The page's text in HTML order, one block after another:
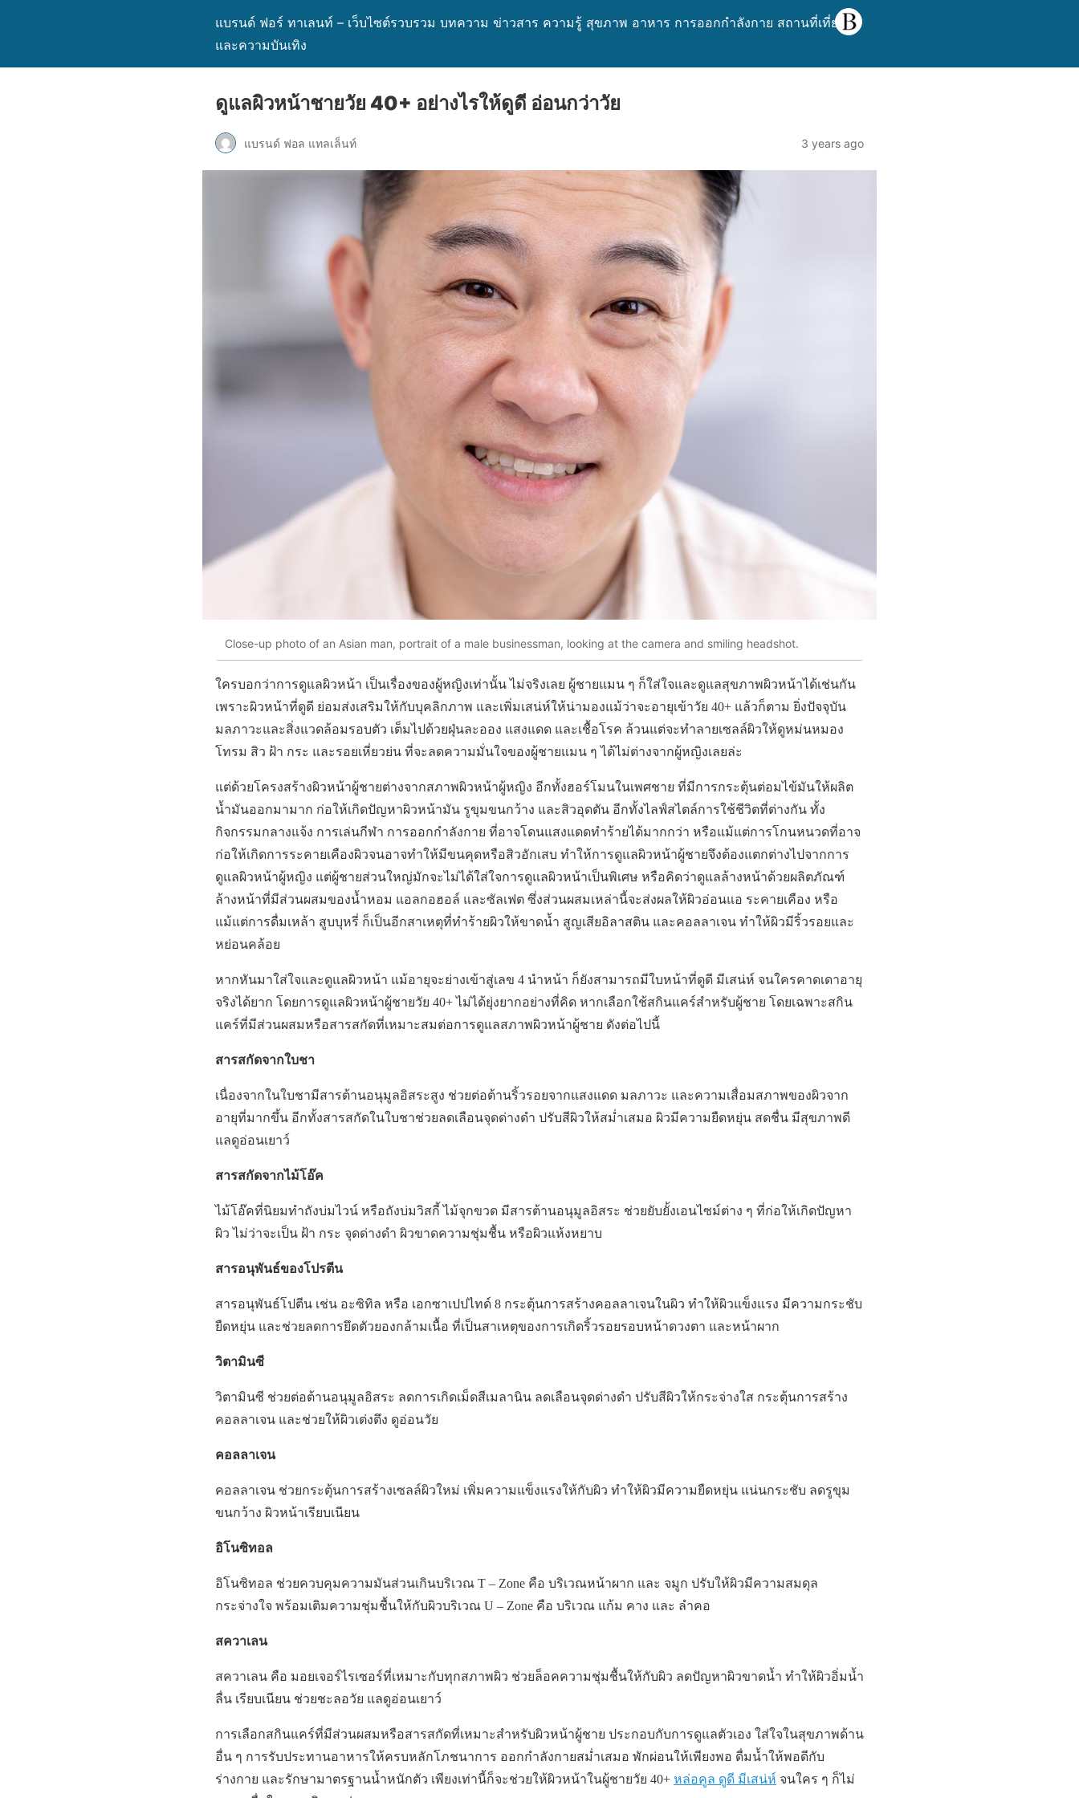
แบรนด์ ฟอร์ ทาเลนท์ – เว็บไซต์รวบรวม บทความ ข่าวสาร ความรู้ สุขภาพ อาหาร การออกกำลังกาย สถานที่เที่ยว
และความบันเทิง
ดูแลผิวหน้าชายวัย 40+ อย่างไรให้ดูดี อ่อนกว่าวัย
แบรนด์ ฟอล แทลเล็นท์ 3 years ago
Close-up photo of an Asian man, portrait of a male businessman, looking at the camera and smiling headshot.
ใครบอกว่าการดูแลผิวหน้า เป็นเรื่องของผู้หญิงเท่านั้น ไม่จริงเลย ผู้ชายแมน ๆ ก็ใส่ใจและดูแลสุขภาพผิวหน้าได้เช่นกัน
เพราะผิวหน้าที่ดูดี ย่อมส่งเสริมให้กับบุคลิกภาพ และเพิ่มเสน่ห์ให้น่ามองแม้ว่าจะอายุเข้าวัย 40+ แล้วก็ตาม ยิ่งปัจจุบัน
มลภาวะและสิ่งแวดล้อมรอบตัว เต็มไปด้วยฝุ่นละออง แสงแดด และเชื้อโรค ล้วนแต่จะทำลายเซลล์ผิวให้ดูหม่นหมอง
โทรม สิว ฝ้า กระ และรอยเหี่ยวย่น ที่จะลดความมั่นใจของผู้ชายแมน ๆ ได้ไม่ต่างจากผู้หญิงเลยล่ะ
แต่ด้วยโครงสร้างผิวหน้าผู้ชายต่างจากสภาพผิวหน้าผู้หญิง อีกทั้งฮอร์โมนในเพศชาย ที่มีการกระตุ้นต่อมไข้มันให้ผลิต
น้ำมันออกมามาก ก่อให้เกิดปัญหาผิวหน้ามัน รูขุมขนกว้าง และสิวอุดตัน อีกทั้งไลฟ์สไตล์การใช้ชีวิตที่ต่างกัน ทั้ง
กิจกรรมกลางแจ้ง การเล่นกีฬา การออกกำลังกาย ที่อาจโดนแสงแดดทำร้ายได้มากกว่า หรือแม้แต่การโกนหนวดที่อาจ
ก่อให้เกิดการระคายเคืองผิวจนอาจทำให้มีขนคุดหรือสิวอักเสบ ทำให้การดูแลผิวหน้าผู้ชายจึงต้องแตกต่างไปจากการ
ดูแลผิวหน้าผู้หญิง แต่ผู้ชายส่วนใหญ่มักจะไม่ได้ใส่ใจการดูแลผิวหน้าเป็นพิเศษ หรือคิดว่าดูแลล้างหน้าด้วยผลิตภัณฑ์
ล้างหน้าที่มีส่วนผสมของน้ำหอม แอลกอฮอล์ และซัลเฟต ซึ่งส่วนผสมเหล่านี้จะส่งผลให้ผิวอ่อนแอ ระคายเคือง หรือ
แม้แต่การดื่มเหล้า สูบบุหรี่ ก็เป็นอีกสาเหตุที่ทำร้ายผิวให้ขาดน้ำ สูญเสียอิลาสติน และคอลลาเจน ทำให้ผิวมีริ้วรอยและ
หย่อนคล้อย
หากหันมาใส่ใจและดูแลผิวหน้า แม้อายุจะย่างเข้าสู่เลข 4 นำหน้า ก็ยังสามารถมีใบหน้าที่ดูดี มีเสน่ห์ จนใครคาดเดาอายุ
จริงได้ยาก โดยการดูแลผิวหน้าผู้ชายวัย 40+ ไม่ได้ยุ่งยากอย่างที่คิด หากเลือกใช้สกินแคร์สำหรับผู้ชาย โดยเฉพาะสกิน
แคร์ที่มีส่วนผสมหรือสารสกัดที่เหมาะสมต่อการดูแลสภาพผิวหน้าผู้ชาย ดังต่อไปนี้
สารสกัดจากใบชา
เนื่องจากในใบชามีสารต้านอนุมูลอิสระสูง ช่วยต่อต้านริ้วรอยจากแสงแดด มลภาวะ และความเสื่อมสภาพของผิวจาก
อายุที่มากขึ้น อีกทั้งสารสกัดในใบชาช่วยลดเลือนจุดด่างดำ ปรับสีผิวให้สม่ำเสมอ ผิวมีความยืดหยุ่น สดชื่น มีสุขภาพดี
แลดูอ่อนเยาว์
สารสกัดจากไม้โอ๊ค
ไม้โอ๊คที่นิยมทำถังบ่มไวน์ หรือถังบ่มวิสกี้ ไม้จุกขวด มีสารต้านอนุมูลอิสระ ช่วยยับยั้งเอนไซม์ต่าง ๆ ที่ก่อให้เกิดปัญหา
ผิว ไม่ว่าจะเป็น ฝ้า กระ จุดด่างดำ ผิวขาดความชุ่มชื้น หรือผิวแห้งหยาบ
สารอนุพันธ์ของโปรตีน
สารอนุพันธ์โปตีน เช่น อะซิทิล หรือ เอกซาเปปไทด์ 8 กระตุ้นการสร้างคอลลาเจนในผิว ทำให้ผิวแข็งแรง มีความกระชับ
ยืดหยุ่น และช่วยลดการยึดตัวยองกล้ามเนื้อ ที่เป็นสาเหตุของการเกิดริ้วรอยรอบหน้าดวงตา และหน้าผาก
วิตามินซี
วิตามินซี ช่วยต่อต้านอนุมูลอิสระ ลดการเกิดเม็ดสีเมลานิน ลดเลือนจุดด่างดำ ปรับสีผิวให้กระจ่างใส กระตุ้นการสร้าง
คอลลาเจน และช่วยให้ผิวเต่งตึง ดูอ่อนวัย
คอลลาเจน
คอลลาเจน ช่วยกระตุ้นการสร้างเซลล์ผิวใหม่ เพิ่มความแข็งแรงให้กับผิว ทำให้ผิวมีความยืดหยุ่น แน่นกระชับ ลดรูขุม
ขนกว้าง ผิวหน้าเรียบเนียน
อิโนซิทอล
อิโนซิทอล ช่วยควบคุมความมันส่วนเกินบริเวณ T – Zone คือ บริเวณหน้าผาก และ จมูก ปรับให้ผิวมีความสมดุล
กระจ่างใจ พร้อมเติมความชุ่มชื้นให้กับผิวบริเวณ U – Zone คือ บริเวณ แก้ม คาง และ ลำคอ
สควาเลน
สควาเลน คือ มอยเจอร์ไรเซอร์ที่เหมาะกับทุกสภาพผิว ช่วยล็อคความชุ่มชื้นให้กับผิว ลดปัญหาผิวขาดน้ำ ทำให้ผิวอิ่มน้ำ
ลื่น เรียบเนียน ช่วยชะลอวัย แลดูอ่อนเยาว์
การเลือกสกินแคร์ที่มีส่วนผสมหรือสารสกัดที่เหมาะสำหรับผิวหน้าผู้ชาย ประกอบกับการดูแลตัวเอง ใส่ใจในสุขภาพด้าน
อื่น ๆ การรับประทานอาหารให้ครบหลักโภชนาการ ออกกำลังกายสม่ำเสมอ พักผ่อนให้เพียงพอ ดื่มน้ำให้พอดีกับ
ร่างกาย และรักษามาตรฐานน้ำหนักตัว เพียงเท่านี้ก็จะช่วยให้ผิวหน้าในผู้ชายวัย 40+ หล่อคูล ดูดี มีเสน่ห์ จนใคร ๆ ก็ไม่